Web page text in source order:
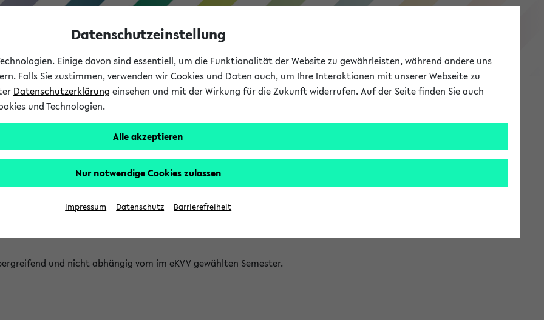
eKVV
Studium
stattfindende Veranstaltungen
und nicht abhängig vom im eKVV gewählten Semester.
Datenschutzeinstellung
Einige davon sind essentiell, um die Funktionalität der Website zu gewährleisten, während andere uns
Falls Sie zustimmen, verwenden wir Cookies und Daten auch, um Ihre Interaktionen mit unserer Webseite zu
Datenschutzerklärung einsehen und mit der Wirkung für die Zukunft widerrufen. Auf der Seite finden Sie auch
und Technologien.
Alle akzeptieren
Nur notwendige Cookies zulassen
Impressum Datenschutz Barrierefreiheit